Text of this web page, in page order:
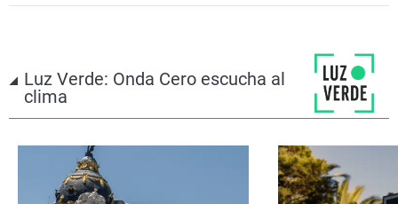
Luz Verde: Onda Cero escucha al
clima